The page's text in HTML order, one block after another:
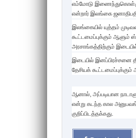
எம்மோடு
என்றார் இலங்கை
இலங்கையில் யுத்தம்
கூட்டமைப்புக்கும் ஆளும்
அரசாங்கத்திற்கும்
இடையில் இனப்பிரச்சனை
தேசியக் கூட்டமைப்புக்கும்
ஆனால், அப்படியான
என்று கடந்த கால
குறிப்பிடத்தக்கது.